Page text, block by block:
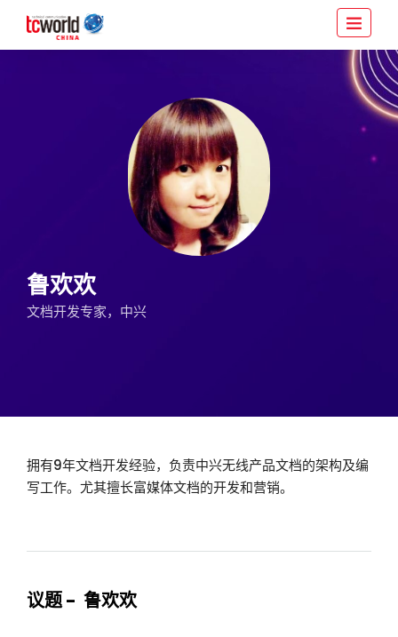
鲁欢欢
文档开发专家，中兴
拥有9年文档开发经验，负责中兴无线产品文档的架构及编
写工作。尤其擅长富媒体文档的开发和营销。
议题 - 鲁欢欢